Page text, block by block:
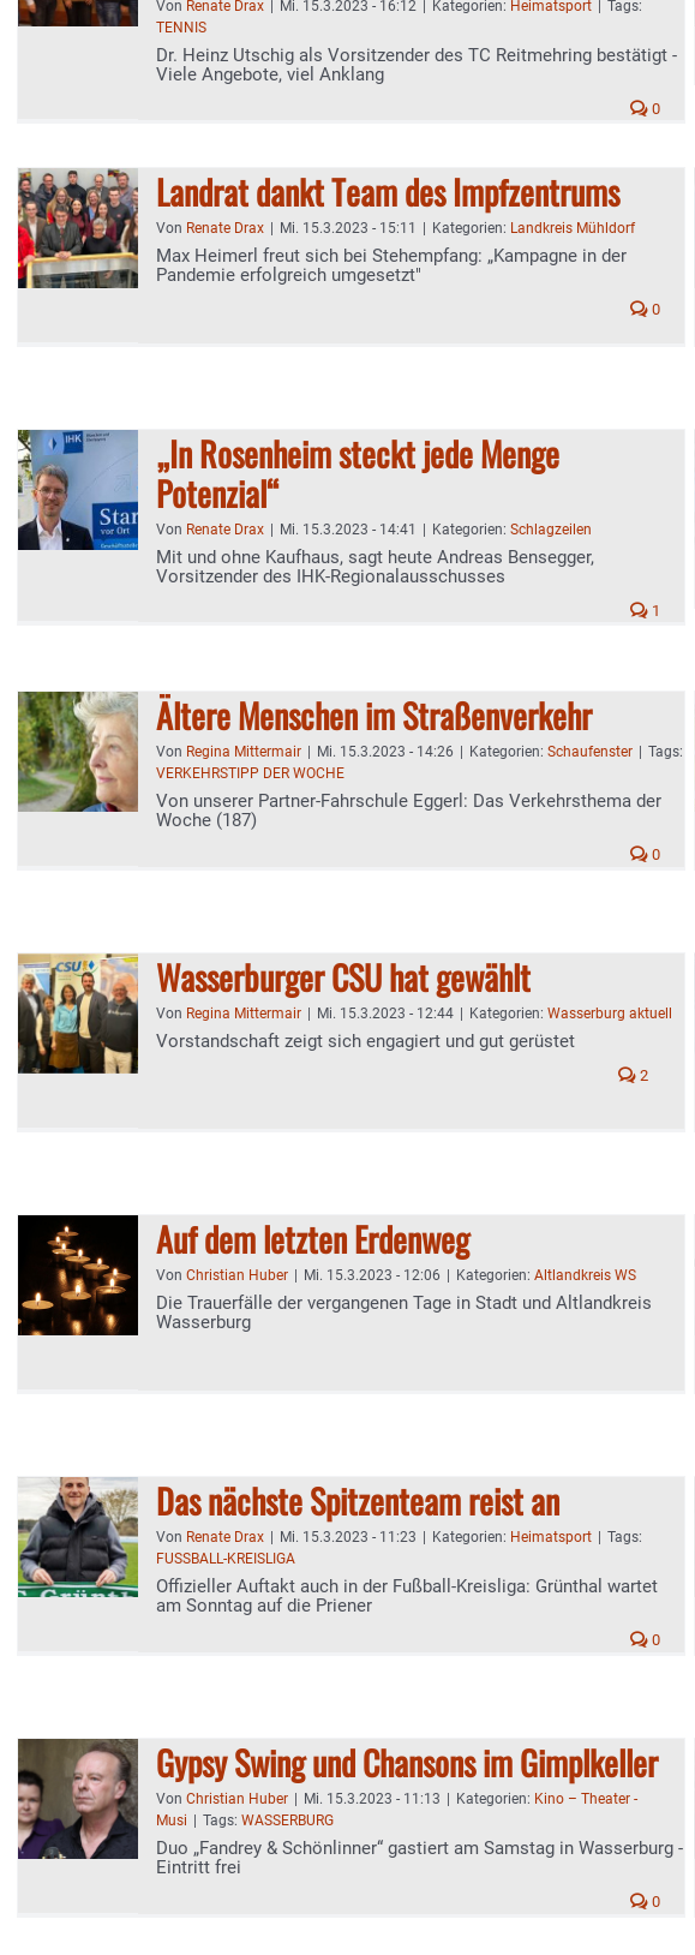
Von Renate Drax Mi. 15.3.2023 - 16:12 Kategorien: Heimatsport
Tags:
TENNIS
Dr. Heinz Utschig als Vorsitzender des TC Reitmehring bestätigt -
Viele Angebote, viel Anklang
0
Landrat dankt Team des Impfzentrums
Von Renate Drax Mi. 15.3.2023 - 15:11 Kategorien: Landkreis Mühldorf
Max Heimerl freut sich bei Stehempfang: „Kampagne in der
Pandemie erfolgreich umgesetzt"
0
„In Rosenheim steckt jede Menge
Potenzial“
Von Renate Drax Mi. 15.3.2023 - 14:41 Kategorien: Schlagzeilen
Mit und ohne Kaufhaus, sagt heute Andreas Bensegger,
Vorsitzender des IHK-Regionalausschusses
1
Ältere Menschen im Straßenverkehr
Von Regina Mittermair Mi. 15.3.2023 - 14:26 Kategorien: Schaufenster
Tags:
VERKEHRSTIPP DER WOCHE
Von unserer Partner-Fahrschule Eggerl: Das Verkehrsthema der
Woche (187)
0
Wasserburger CSU hat gewählt
Von Regina Mittermair Mi. 15.3.2023 - 12:44 Kategorien: Wasserburg aktuell
Vorstandschaft zeigt sich engagiert und gut gerüstet
2
Auf dem letzten Erdenweg
Von Christian Huber Mi. 15.3.2023 - 12:06 Kategorien: Altlandkreis WS
Die Trauerfälle der vergangenen Tage in Stadt und Altlandkreis
Wasserburg
Das nächste Spitzenteam reist an
Von Renate Drax Mi. 15.3.2023 - 11:23 Kategorien: Heimatsport
Tags:
FUSSBALL-KREISLIGA
Offizieller Auftakt auch in der Fußball-Kreisliga: Grünthal wartet
am Sonntag auf die Priener
0
Gypsy Swing und Chansons im Gimplkeller
Von Christian Huber Mi. 15.3.2023 - 11:13 Kategorien: Kino – Theater -
Musi
Tags: WASSERBURG
Duo „Fandrey & Schönlinner“ gastiert am Samstag in Wasserburg -
Eintritt frei
0